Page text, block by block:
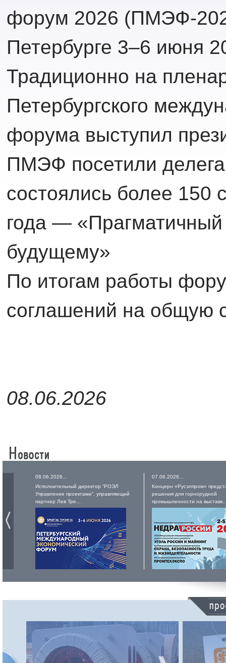
форум 2026 (ПМЭФ-
Петербурге 3–6 июня
Традиционно на
Петербургского
форума выступил
ПМЭФ посетили
состоялись более 150
года —
будущему»
По итогам работы
соглашений на общую
08.06.2026
08.06.2026...
Исполнительный директор “РОЭЛ
Управление проектами”, управляющий
партнер Лев Тре...
07.06.2026...
Концерн «Русэлпром»
решения для горнорудной
промышленности на
РУСЭЛПРОМ
Российский электротехнический
концерн входит в число лидеров